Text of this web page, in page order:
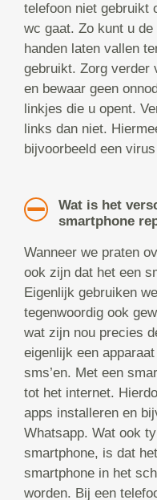
telefoon niet gebruikt
wc gaat. Zo kunt u
handen laten vallen
gebruikt. Zorg verder
en bewaar geen
linkjes die u opent.
links dan niet.
bijvoorbeeld een
Wat is het
smartphone
Wanneer we praten
ook zijn dat het een
Eigenlijk gebruiken
tegenwoordig ook
wat zijn nou precies
eigenlijk een
sms’en. Met een
tot het internet.
apps installeren en
Whatsapp. Wat ook
smartphone, is dat
smartphone in het
worden. Bij een